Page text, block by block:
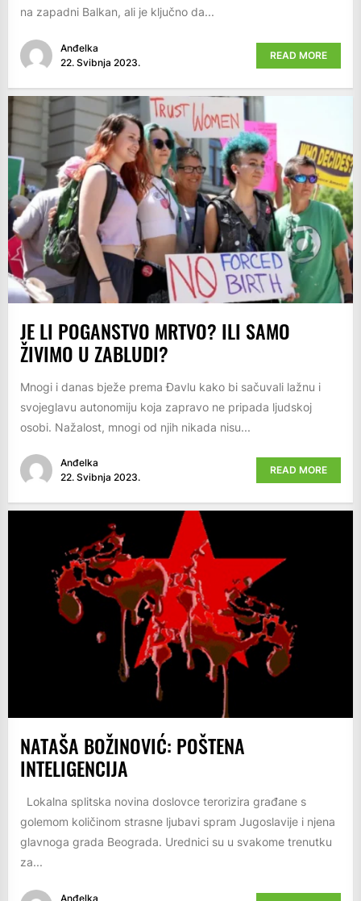
na zapadni Balkan, ali je ključno da...
Anđelka
22. Svibnja 2023.
READ MORE
JE LI POGANSTVO MRTVO? ILI SAMO
ŽIVIMO U ZABLUDI?
Mnogi i danas bježe prema Đavlu kako bi sačuvali lažnu i
svojeglavu autonomiju koja zapravo ne pripada ljudskoj
osobi. Nažalost, mnogi od njih nikada nisu...
Anđelka
22. Svibnja 2023.
READ MORE
NATAŠA BOŽINOVIĆ: POŠTENA
INTELIGENCIJA
Lokalna splitska novina doslovce terorizira građane s
golemom količinom strasne ljubavi spram Jugoslavije i njena
glavnoga grada Beograda. Urednici su u svakome trenutku
za...
Anđelka